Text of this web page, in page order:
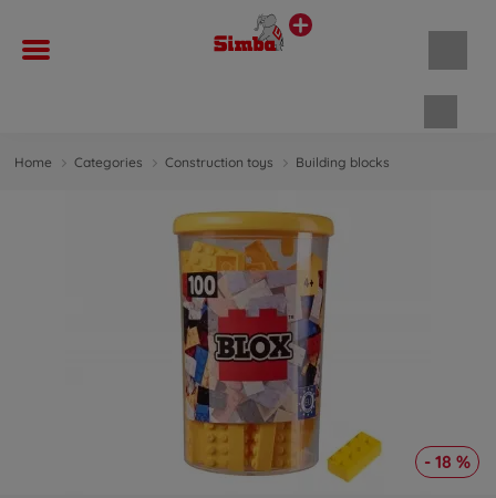
Home Categories Construction toys Building blocks
- 18 %